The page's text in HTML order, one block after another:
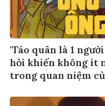
'Táo quân là 1
hỏi khiến không ít
trong quan niệm